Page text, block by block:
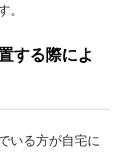
する際によ
いる方が自宅に